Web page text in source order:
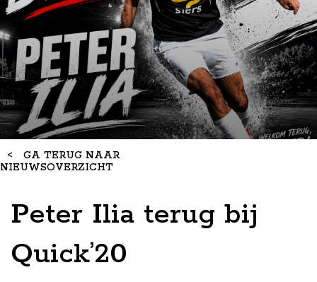
< GA TERUG NAAR
NIEUWSOVERZICHT
Peter Ilia terug bij
Quick’20